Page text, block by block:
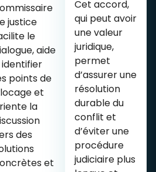
justice
le
aide
points de
et
la
des
et
Cet accord,
qui peut avoir
une valeur
juridique,
permet
d’assurer une
résolution
durable du
conflit et
d’éviter une
procédure
judiciaire plus